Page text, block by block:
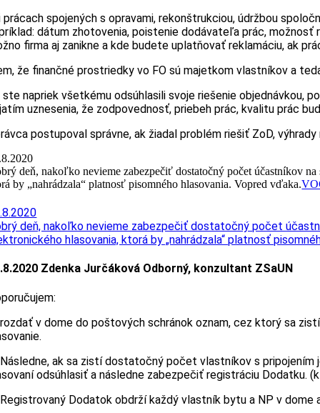
prácach spojených s opravami, rekonštrukciou, údržbou
dátum zhotovenia, poistenie dodávateľa prác,
firma aj zanikne a kde budete uplatňovať reklamáciu, ak
že finančné prostriedky vo FO sú majetkom vlastníkov a
ste napriek všetkému odsúhlasili svoje riešenie objednávkou,
uznesenia, že zodpovednosť, priebeh prác, kvalitu prác
postupoval správne, ak žiadal problém riešiť ZoD,
deň, nakoľko nevieme zabezpečiť dostatočný počet účastníkov
by „nahrádzala“ platnosť pisomného hlasovania. Vopred vďaka.
deň, nakoľko nevieme zabezpečiť dostatočný počet
hlasovania, ktorá by „nahrádzala“ platnosť
Zdenka Jurčáková Odborný, konzultant ZSaUN
v dome do poštových schránok oznam, cez ktorý sa
ak sa zistí dostatočný počet vlastníkov s
odsúhlasiť a následne zabezpečiť registráciu Dodatku.
Dodatok obdrží každý vlastník bytu a NP v